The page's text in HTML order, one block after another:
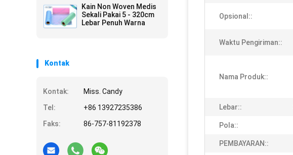
Anti - Bacterial Packed
In Carton</span> 25
Gsm precut Gulung
Kain Non Woven Medis
Sekali Pakai 5 - 320cm
Lebar Penuh Warna
Kontak
Kontak:
Miss. Candy
Tel:
+86 13927235386
Faks:
86-757-81192378
Opsional::
Waktu Pengiriman::
Nama Produk::
Lebar::
Pola::
PEMBAYARAN::